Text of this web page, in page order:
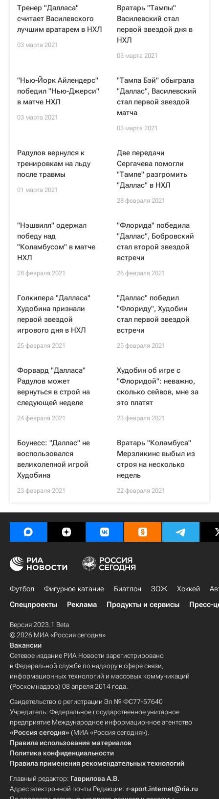
Тренер "Далласа"
считает Василевского
лучшим вратарем в НХЛ
03 марта 2021
Вратарь "Тампы"
Василевский стал
первой звездой дня в
НХЛ
03 марта 2021
"Нью-Йорк Айлендерс"
победил "Нью-Джерси"
в матче НХЛ
03 марта 2021
"Тампа Бэй" обыграла
"Даллас", Василевский
стал первой звездой
матча
03 марта 2021
Радулов вернулся к
тренировкам на льду
после травмы
01 марта 2021
Две передачи
Сергачева помогли
"Тампе" разгромить
"Даллас" в НХЛ
28 февраля 2021
"Нэшвилл" одержал
победу над
"Коламбусом" в матче
НХЛ
28 февраля 2021
"Флорида" победила
"Даллас", Бобровский
стал второй звездой
встречи
26 февраля 2021
Голкипера "Далласа"
Худобина признали
первой звездой
игрового дня в НХЛ
25 февраля 2021
"Даллас" победил
"Флориду", Худобин
стал первой звездой
встречи
25 февраля 2021
Форвард "Далласа"
Радулов может
вернуться в строй на
следующей неделе
24 февраля 2021
Худобин об игре с
"Флоридой": неважно,
сколько сейвов, мне за
это платят
23 февраля 2021
Боунесс: "Даллас" не
воспользовался
великолепной игрой
Худобина
23 февраля 2021
Вратарь "Коламбуса"
Мерзликинс выбыл из
строя на несколько
недель
22 февраля 2021
Футбол Фигурное катание Биатлон ЗОЖ Хоккей
Спецпроекты
Реклама Продукты и сервисы Пресс-
Версия 2023.1 Beta
© 2026 МИА «Россия сегодня»
Вакансии
Сетевое издание РИА Новости зарегистрировано
в Федеральной службе по надзору в сфере связи,
информационных технологий и массовых коммуникаций
(Роскомнадзор) 08 апреля 2014 года.
Свидетельство о регистрации Эл № ФС77-57640
Учредитель: Федеральное государственное унитарное
предприятие Международное информационное агентство
«Россия сегодня» (МИА «Россия сегодня»).
Правила использования материалов
Политика конфиденциальности
Правила применения рекомендательных технологий
Главный редактор: Гаврилова А.В.
Адрес электронной почты Редакции: r-sport.internet@ria.ru